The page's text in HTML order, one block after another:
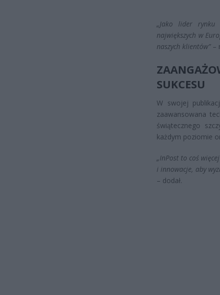
„Jako lider rynku
największych w
naszych klientów”–
SUKCESU
W swojej
zaawansowana
świątecznego
każdym poziomie
„InPost to coś
i innowacje, aby
– dodał.